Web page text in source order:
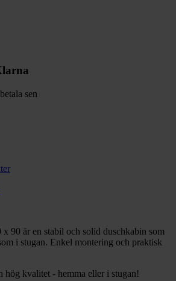
sen
x 90 är en stabil och solid duschkabin som
i stugan. Enkel montering och praktisk
hög kvalitet - hemma eller i stugan!